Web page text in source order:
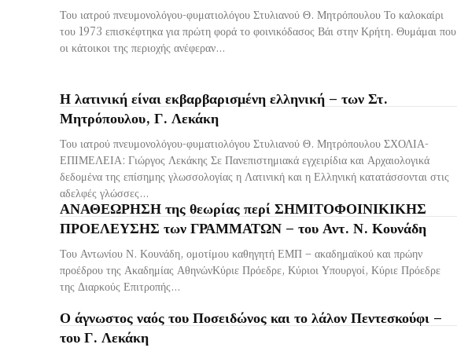
Του ιατρού πνευμονολόγου-φυματιολόγου Στυλιανού Θ. Μητρόπουλου Το καλοκαίρι
του 1973 επισκέφτηκα για πρώτη φορά το φοινικόδασος Βάι στην Κρήτη. Θυμάμαι που
οι κάτοικοι της περιοχής ανέφεραν...
Η λατινική είναι εκβαρβαρισμένη ελληνική – των Στ.
Μητρόπουλου, Γ. Λεκάκη
Του ιατρού πνευμονολόγου-φυματιολόγου Στυλιανού Θ. Μητρόπουλου ΣΧΟΛΙΑ-
ΕΠΙΜΕΛΕΙΑ: Γιώργος Λεκάκης Σε Πανεπιστημιακά εγχειρίδια και Αρχαιολογικά
δεδομένα της επίσημης γλωσσολογίας η Λατινική και η Ελληνική κατατάσσονται στις
αδελφές γλώσσες...
ΑΝΑΘΕΩΡΗΣΗ της θεωρίας περί ΣΗΜΙΤΟΦΟΙΝΙΚΙΚΗΣ
ΠΡΟΕΛΕΥΣΗΣ των ΓΡΑΜΜΑΤΩΝ – του Αντ. Ν. Κουνάδη
Του Αντωνίου Ν. Κουνάδη, ομοτίμου καθηγητή ΕΜΠ – ακαδημαϊκού και πρώην
προέδρου της Ακαδημίας ΑθηνώνΚύριε Πρόεδρε, Κύριοι Υπουργοί, Κύριε Πρόεδρε
της Διαρκούς Επιτροπής...
Ο άγνωστος ναός του Ποσειδώνος και το λάλον Πεντεσκούφι –
του Γ. Λεκάκη